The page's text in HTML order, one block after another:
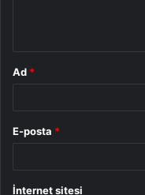
Ad *
E-posta *
İnternet sitesi